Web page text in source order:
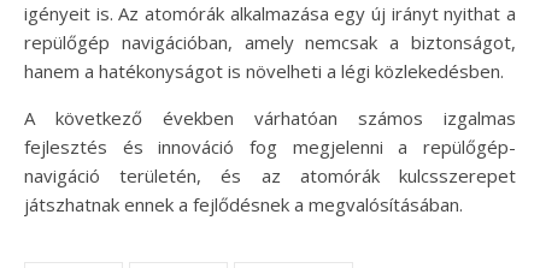
igényeit is. Az atomórák alkalmazása egy új irányt nyithat a
repülőgép navigációban, amely nemcsak a biztonságot,
hanem a hatékonyságot is növelheti a légi közlekedésben.
A következő években várhatóan számos izgalmas
fejlesztés és innováció fog megjelenni a repülőgép-
navigáció területén, és az atomórák kulcsszerepet
játszhatnak ennek a fejlődésnek a megvalósításában.